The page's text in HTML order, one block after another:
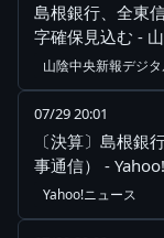
島根銀行、全東
字確保見込む -
山陰中央新報デジ
07/29 20:01
〔決算〕島根銀
事通信） -
Yahoo!ニュース